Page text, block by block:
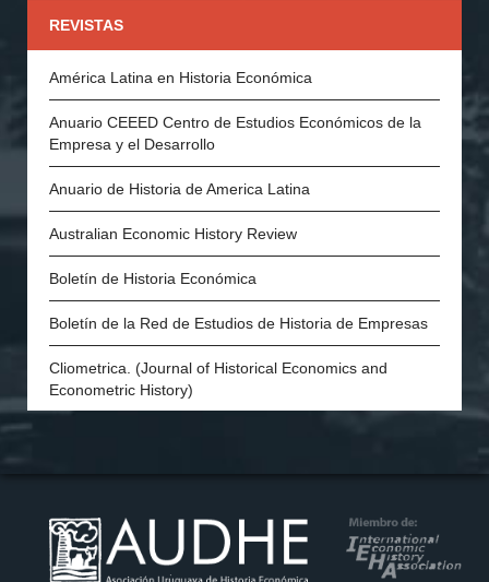
Asociación Española de Historia Económica
History of Economics Society
The Swedish Economic History Association
The Economic History Society of Australia and New
REVISTAS
América Latina en Historia Económica
Anuario CEEED Centro de Estudios Económicos de la
Empresa y el Desarrollo
Anuario de Historia de America Latina
Australian Economic History Review
Boletín de Historia Económica
Boletín de la Red de Estudios de Historia de Empresas
Cliometrica. (Journal of Historical Economics and
Econometric History)
European Review of Economic History
Explorations in Economic History